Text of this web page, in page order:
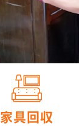
家具回収